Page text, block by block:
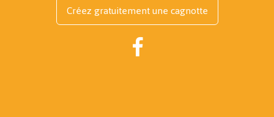
Créez gratuitement une cagnotte